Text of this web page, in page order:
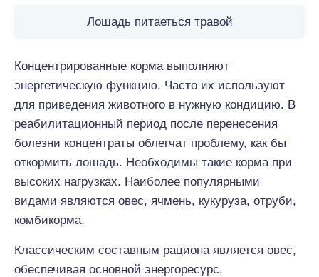
Лошадь питаеться травой
Концентрированные корма выполняют
энергетическую функцию. Часто их используют
для приведения животного в нужную кондицию. В
реабилитационный период после перенесения
болезни концентраты облегчат проблему, как бы
откормить лошадь. Необходимы такие корма при
высоких нагрузках. Наиболее популярными
видами являются овес, ячмень, кукуруза, отруби,
комбикорма.
Классическим составным рациона является овес,
обеспечивая основной энергоресурс.